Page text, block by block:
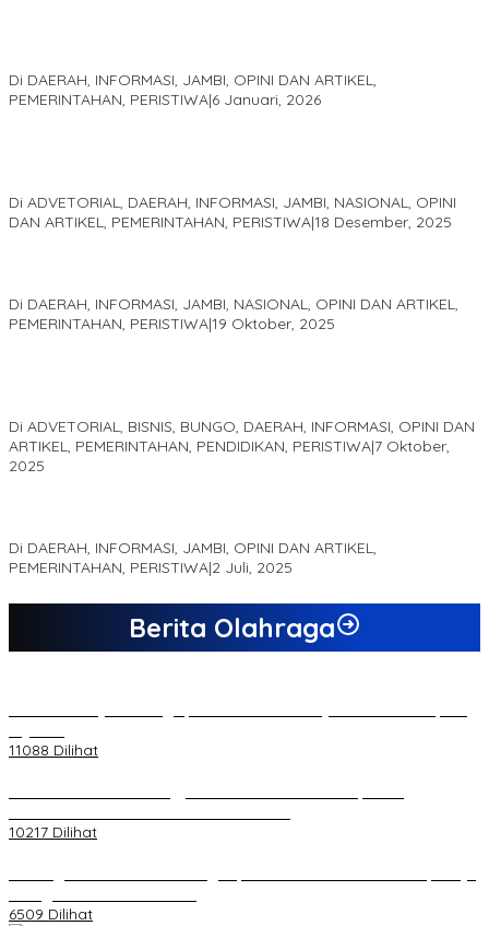
Di DAERAH, INFORMASI, JAMBI, OPINI DAN ARTIKEL,
PEMERINTAHAN, PERISTIWA|6 Januari, 2026
Di ADVETORIAL, DAERAH, INFORMASI, JAMBI, NASIONAL, OPINI
DAN ARTIKEL, PEMERINTAHAN, PERISTIWA|18 Desember, 2025
Di DAERAH, INFORMASI, JAMBI, NASIONAL, OPINI DAN ARTIKEL,
PEMERINTAHAN, PERISTIWA|19 Oktober, 2025
Di ADVETORIAL, BISNIS, BUNGO, DAERAH, INFORMASI, OPINI DAN
ARTIKEL, PEMERINTAHAN, PENDIDIKAN, PERISTIWA|7 Oktober,
2025
Di DAERAH, INFORMASI, JAMBI, OPINI DAN ARTIKEL,
PEMERINTAHAN, PERISTIWA|2 Juli, 2025
Berita Olahraga
11088 Dilihat
10217 Dilihat
6509 Dilihat